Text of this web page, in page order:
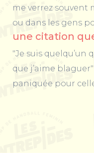
me verrez souvent
ou dans les gens
une citation
"Je suis quelqu’un
que j’aime
paniquée pour